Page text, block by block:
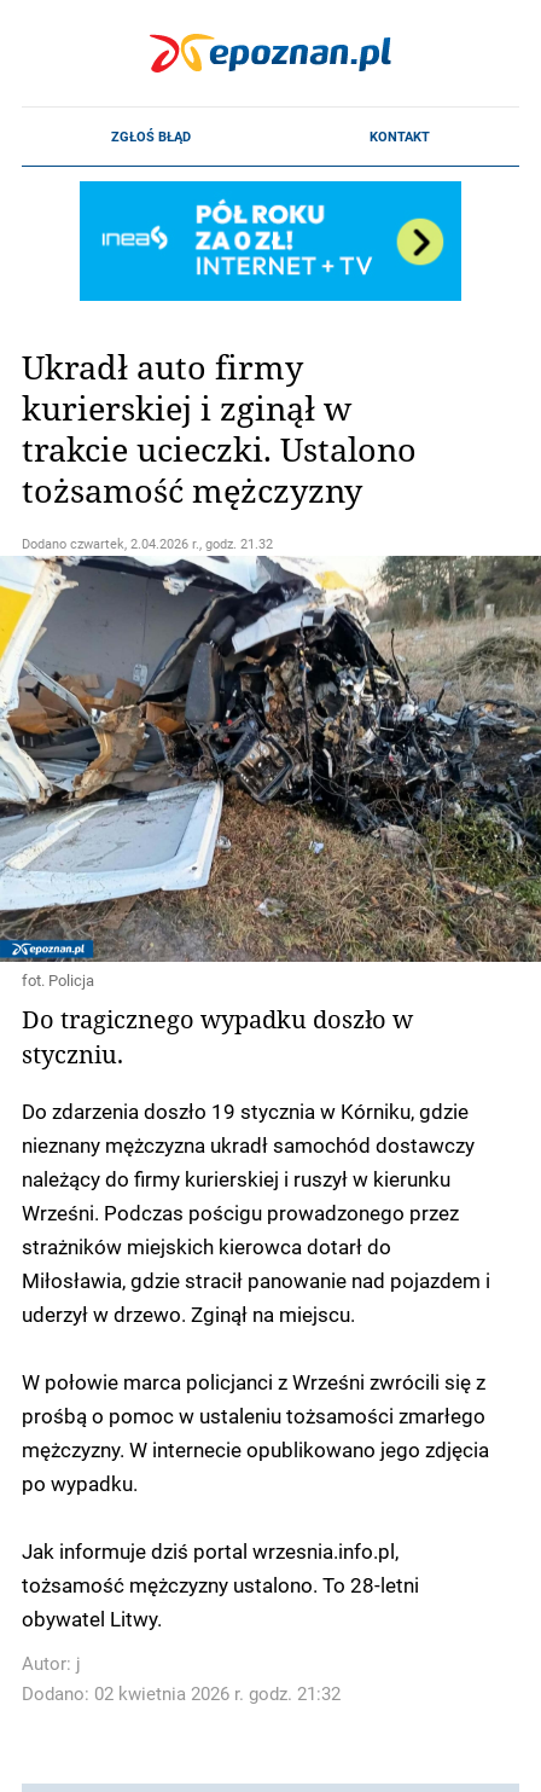
Ukradł auto firmy
kurierskiej i zginął w
trakcie ucieczki. Ustalono
tożsamość mężczyzny
Dodano czwartek, 2.04.2026 r., godz. 21.32
fot. Policja
Do tragicznego wypadku doszło w
styczniu.
Do zdarzenia doszło 19 stycznia w Kórniku, gdzie
nieznany mężczyzna ukradł samochód dostawczy
należący do firmy kurierskiej i ruszył w kierunku
Wrześni. Podczas pościgu prowadzonego przez
strażników miejskich kierowca dotarł do
Miłosławia, gdzie stracił panowanie nad pojazdem i
uderzył w drzewo. Zginął na miejscu.
W połowie marca policjanci z Wrześni zwrócili się z
prośbą o pomoc w ustaleniu tożsamości zmarłego
mężczyzny. W internecie opublikowano jego zdjęcia
po wypadku.
Jak informuje dziś portal wrzesnia.info.pl,
tożsamość mężczyzny ustalono. To 28-letni
obywatel Litwy.
Autor: j
Dodano: 02 kwietnia 2026 r. godz. 21:32